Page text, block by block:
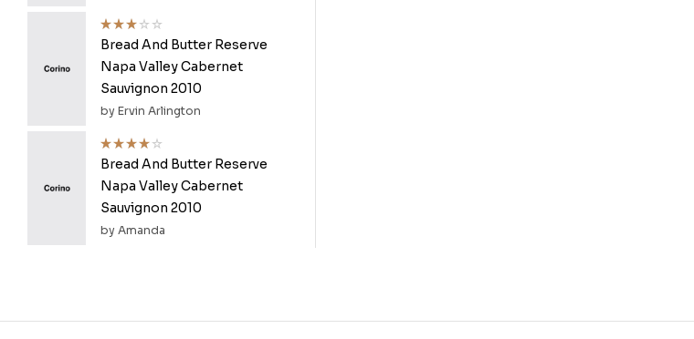
Rated
of 5
Bread And Butter Reserve
Napa Valley Cabernet
Sauvignon 2010
by Ervin Arlington
Rated 4
Bread And Butter Reserve
Napa Valley Cabernet
Sauvignon 2010
by Amanda